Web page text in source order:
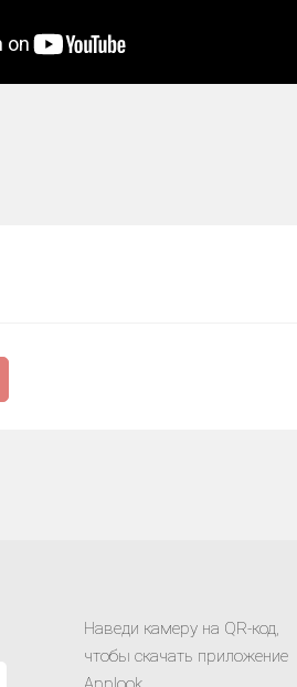
Наведи камеру на QR-код,
чтобы скачать приложение